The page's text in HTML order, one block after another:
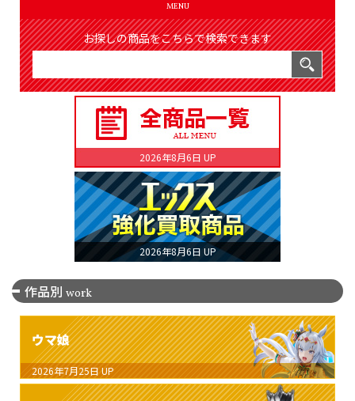
MENU
お探しの商品をこちらで検索できます
2026年8月6日 UP
2026年8月6日 UP
作品別 work
ウマ娘
2026年7月25日 UP